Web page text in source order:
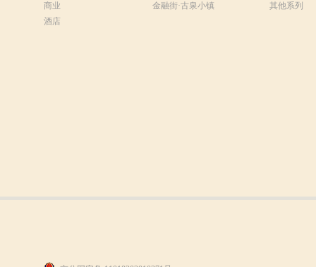
商业
酒店
金融街·古泉小镇
其他系列